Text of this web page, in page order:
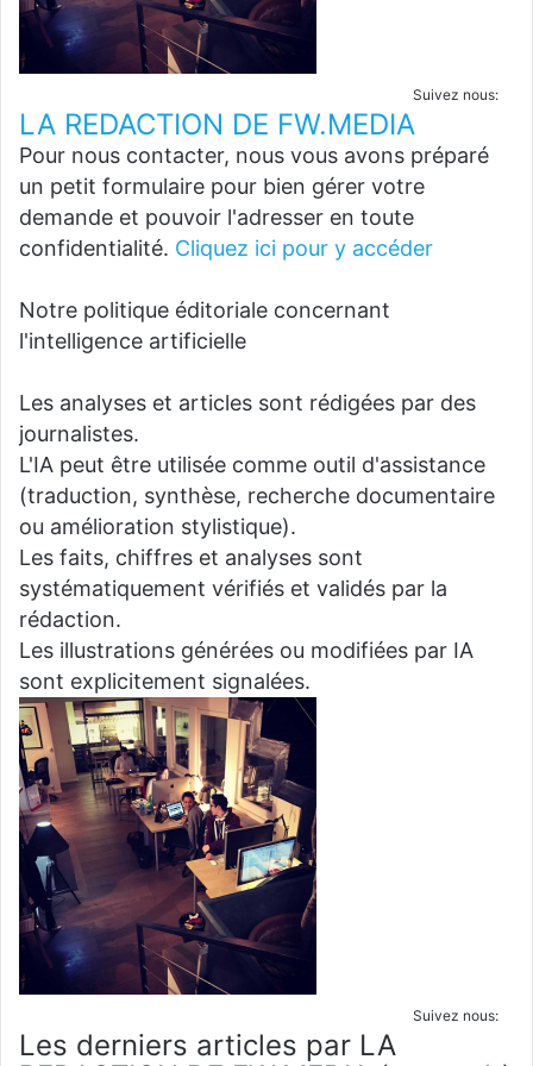
Suivez nous:
LA REDACTION DE FW.MEDIA
Pour nous contacter, nous vous avons préparé
un petit formulaire pour bien gérer votre
demande et pouvoir l'adresser en toute
confidentialité. Cliquez ici pour y accéder
Notre politique éditoriale concernant
l'intelligence artificielle
Les analyses et articles sont rédigées par des
journalistes.
L'IA peut être utilisée comme outil d'assistance
(traduction, synthèse, recherche documentaire
ou amélioration stylistique).
Les faits, chiffres et analyses sont
systématiquement vérifiés et validés par la
rédaction.
Les illustrations générées ou modifiées par IA
sont explicitement signalées.
Suivez nous:
Les derniers articles par LA